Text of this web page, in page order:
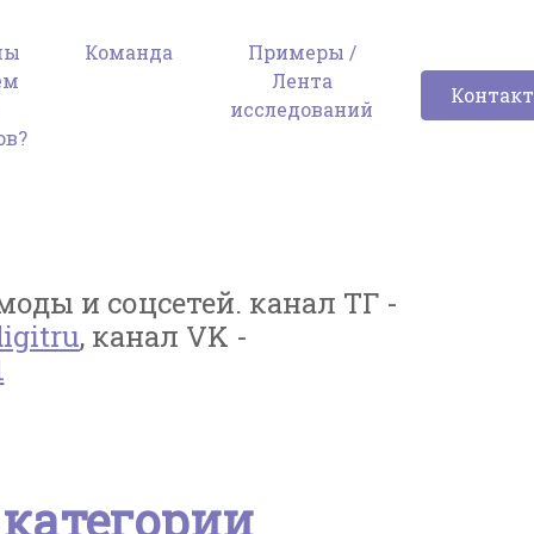
Команда
Примеры /
Лента
исследований
и соцсетей. канал ТГ -
, канал VK -